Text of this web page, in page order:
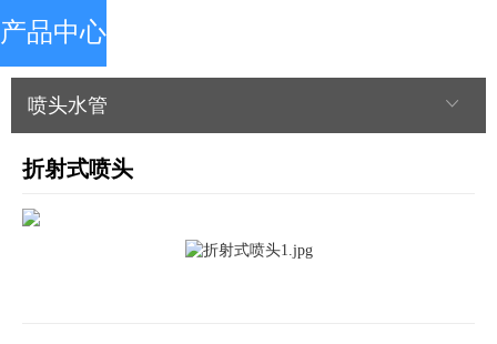
产品中心
喷头水管
折射式喷头